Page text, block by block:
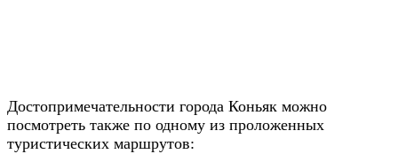
Достопримечательности города Коньяк можно
посмотреть также по одному из проложенных
туристических маршрутов: